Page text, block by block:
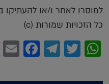
למוסרו לאחר ו/או להעתיקו
כל הזכויות שמורות (c)
WhatsApp
Twitter